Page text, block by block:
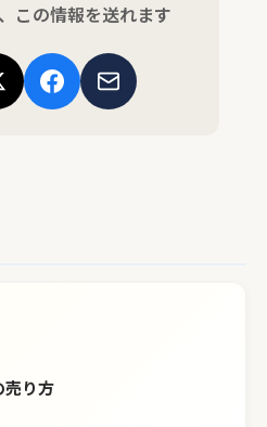
この情報を送れます
売り方